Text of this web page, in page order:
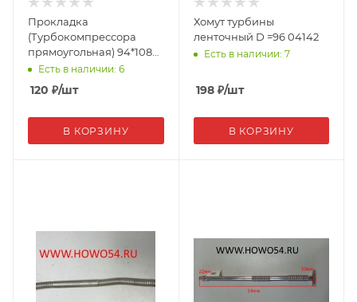
Прокладка
(Турбокомпрессора
прямоугольная) 94*108
8896/8899/8898/405021
Есть в наличии: 6
120 ₽/шт
В КОРЗИНУ
Хомут турбины
ленточный D =96 04142
Есть в наличии: 7
198₽/шт
В КОРЗИНУ